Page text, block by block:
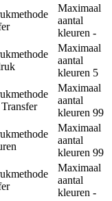
Maximaal
aantal
kleuren -
Maximaal
aantal
kleuren 5
Maximaal
aantal
kleuren 99
Maximaal
aantal
kleuren 99
Maximaal
aantal
kleuren -